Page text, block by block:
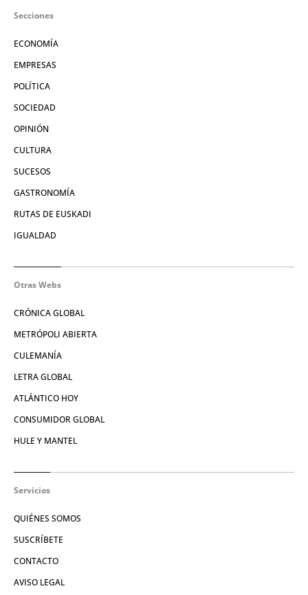
Secciones
ECONOMÍA
EMPRESAS
POLÍTICA
SOCIEDAD
OPINIÓN
CULTURA
SUCESOS
GASTRONOMÍA
RUTAS DE EUSKADI
IGUALDAD
Otras Webs
CRÓNICA GLOBAL
METRÓPOLI ABIERTA
CULEMANÍA
LETRA GLOBAL
ATLÁNTICO HOY
CONSUMIDOR GLOBAL
HULE Y MANTEL
Servicios
QUIÉNES SOMOS
SUSCRÍBETE
CONTACTO
AVISO LEGAL